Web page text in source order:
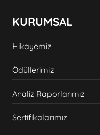
KURUMSAL
Hikayemiz
Ödüllerimiz
Analiz Raporlarımız
Sertifikalarımız